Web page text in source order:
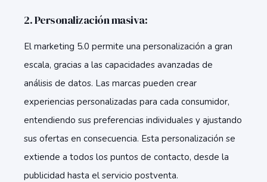
2. Personalización masiva:
El marketing 5.0 permite una personalización a gran
escala, gracias a las capacidades avanzadas de
análisis de datos. Las marcas pueden crear
experiencias personalizadas para cada consumidor,
entendiendo sus preferencias individuales y ajustando
sus ofertas en consecuencia. Esta personalización se
extiende a todos los puntos de contacto, desde la
publicidad hasta el servicio postventa.